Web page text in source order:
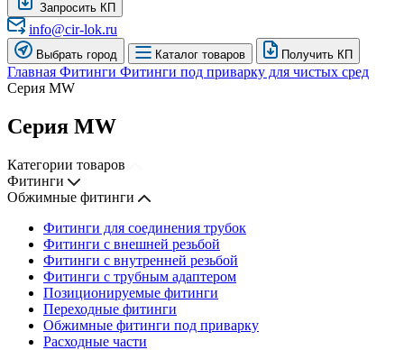
Запросить КП
info@cir-lok.ru
Выбрать город Каталог товаров Получить КП
Главная Фитинги Фитинги под приварку для чистых сред
Серия MW
Серия MW
Категории товаров
Фитинги
Обжимные фитинги
Фитинги для соединения трубок
Фитинги с внешней резьбой
Фитинги с внутренней резьбой
Фитинги с трубным адаптером
Позиционируемые фитинги
Переходные фитинги
Обжимные фитинги под приварку
Расходные части